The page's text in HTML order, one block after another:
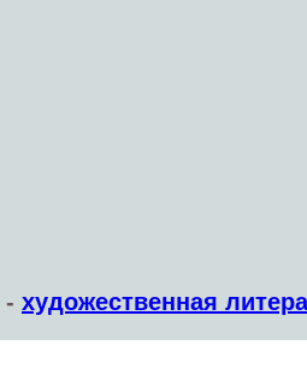
- художественная